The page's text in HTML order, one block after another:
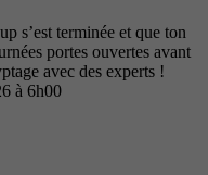
s’est terminée et que ton
portes ouvertes avant
avec des experts !
à 6h00